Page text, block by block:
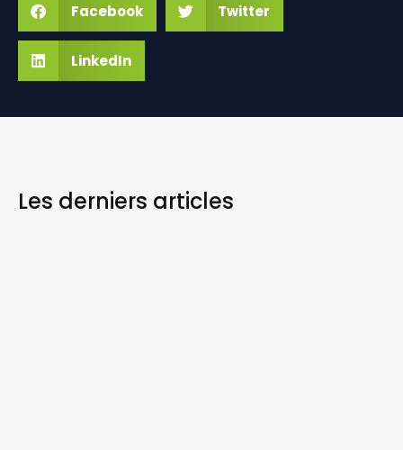
Facebook Twitter
LinkedIn
Les derniers articles